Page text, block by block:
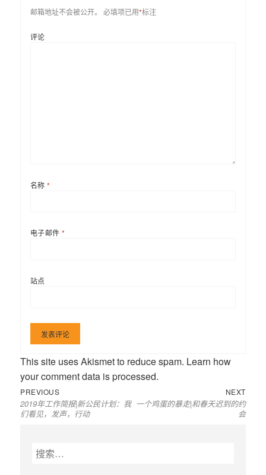
邮箱地址不会被公开。 必填项已用*标注
评论
名称*
电子邮件*
站点
This site uses Akismet to reduce spam. Learn how
your comment data is processed.
文
章
导
PREVIOUS
post:
2019年工作简报|新公民计划：我
们看见，发声，行动
NEXT
post:
一个鸡蛋的暴走|和春天迟到的约
会
搜